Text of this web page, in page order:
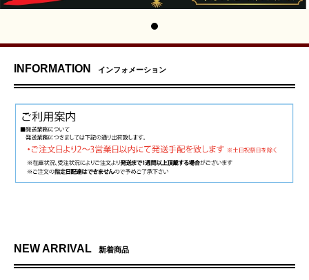
INFORMATION インフォメーション
NEW ARRIVAL 新着商品